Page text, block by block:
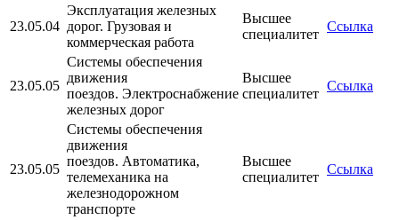
23.05.04
Эксплуатация железных
дорог. Грузовая и
коммерческая работа
Высшее
специалитет
Ссылка
23.05.05
Системы обеспечения
движения
поездов. Электроснабжение
железных дорог
Высшее
специалитет
Ссылка
23.05.05
Системы обеспечения
движения
поездов. Автоматика,
телемеханика на
железнодорожном
транспорте
Высшее
специалитет
Ссылка